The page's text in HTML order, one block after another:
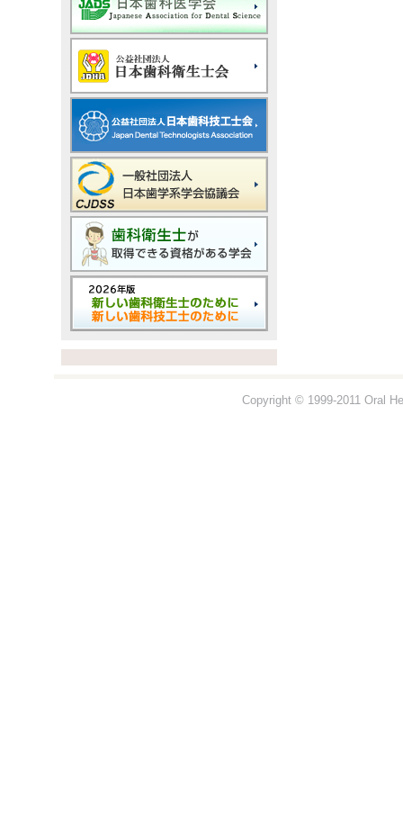
Copyright © 1999-2011 Oral